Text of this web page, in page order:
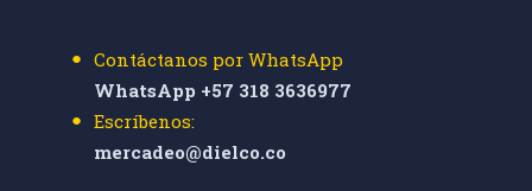
Contáctanos por WhatsApp
WhatsApp +57 318 3636977
Escríbenos:
mercadeo@dielco.co